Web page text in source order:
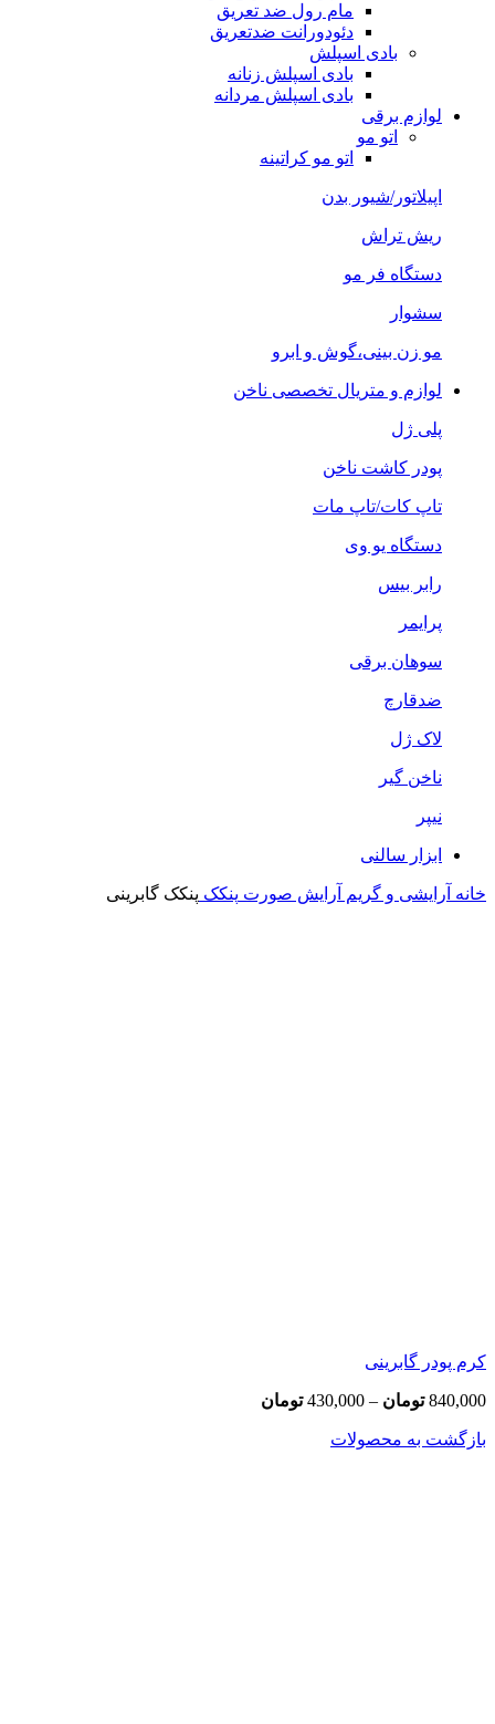
مام رول ضد تعریق
دئودورانت ضدتعریق
بادی اسپلش
بادی اسپلش زنانه
بادی اسپلش مردانه
لوازم برقی
اتو مو
اتو مو کراتینه
اپیلاتور/شیور بدن
ریش تراش
دستگاه فر مو
سشوار
مو زن بینی،گوش و ابرو
لوازم و متریال تخصصی ناخن
پلی ژل
پودر کاشت ناخن
تاپ کات/تاپ مات
دستگاه یو وی
رابر بیس
پرایمر
سوهان برقی
ضدقارچ
لاک ژل
ناخن گیر
نیپر
ابزار سالنی
خانه آرایشی و گریم آرایش صورت پنکک پنکک گابرینی
کرم پودر گابرینی
840,000 تومان –
430,000 تومان
بازگشت به محصولات